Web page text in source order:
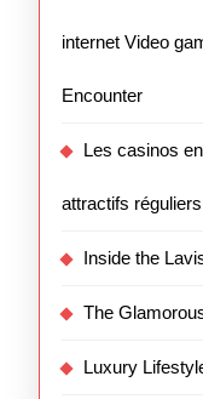
internet Video
Encounter
Les casinos
attractifs réguliers
Inside the
The
Luxury